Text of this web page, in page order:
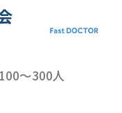
100～300人